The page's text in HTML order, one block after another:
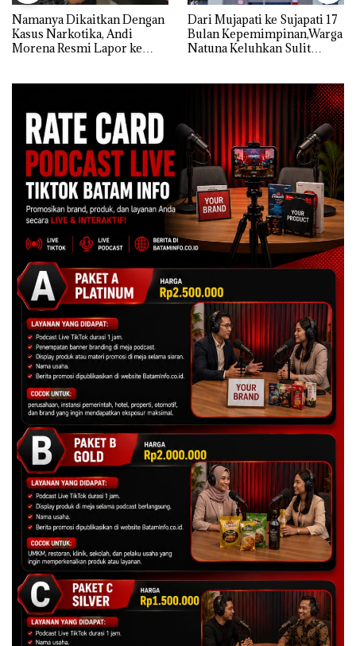
Namanya Dikaitkan Dengan
Kasus Narkotika, Andi
Morena Resmi Lapor ke
Dari Mujapati ke Sujapati 17
Bulan Kepemimpinan,Warga
Natuna Keluhkan Sulit